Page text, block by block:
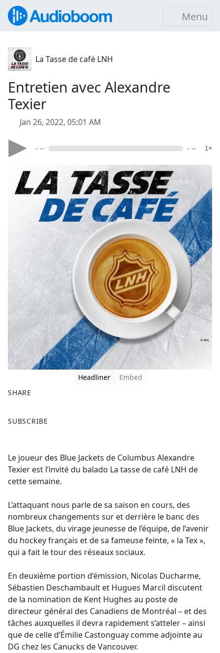
Menu
La Tasse de café LNH
Entretien avec Alexandre
Texier
Jan 26, 2022, 05:01 AM
- -- - -- 1×
Headliner
Embed
SHARE
a
b
o
o
SUBSCRIBE
Le joueur des Blue Jackets de Columbus Alexandre
Texier est l’invité du balado La tasse de café LNH de
cette semaine.
L’attaquant nous parle de sa saison en cours, des
nombreux changements sur et derrière le banc des
Blue Jackets, du virage jeunesse de l’équipe, de l’avenir
du hockey français et de sa fameuse feinte, « la Tex »,
qui a fait le tour des réseaux sociaux.
En deuxième portion d’émission, Nicolas Ducharme,
Sébastien Deschambault et Hugues Marcil discutent
de la nomination de Kent Hughes au poste de
directeur général des Canadiens de Montréal – et des
tâches auxquelles il devra rapidement s’atteler – ainsi
que de celle d’Émilie Castonguay comme adjointe au
DG chez les Canucks de Vancouver.